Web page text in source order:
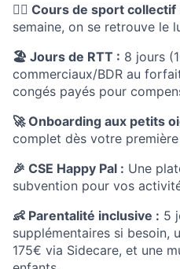
🏋️‍♂️ Cours de sport collectif
semaine, on se retrouve le
🏖️ Jours de RTT : 8 jours
commerciaux/BDR au
congés payés pour
🚀 Onboarding aux petits
complet dès votre première
🎉 CSE Happy Pal : Une
subvention pour vos
👶 Parentalité inclusive : 5
supplémentaires si besoin,
175€ via Sidecare, et une